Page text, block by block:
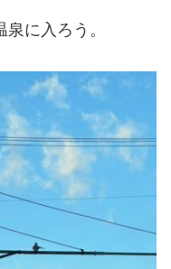
に入ろう。